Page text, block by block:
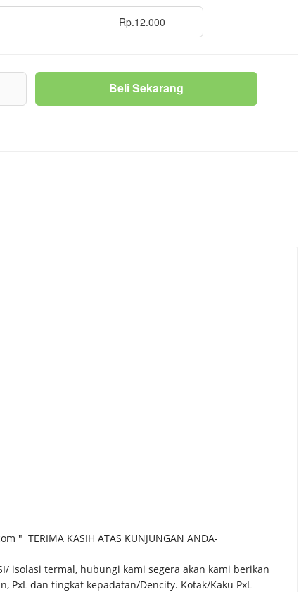
Rp.12.000
Beli Sekarang
" TERIMA KASIH ATAS KUNJUNGAN ANDA-
isolasi termal, hubungi kami segera akan kami berikan
dan tingkat kepadatan/Dencity. Kotak/Kaku PxL